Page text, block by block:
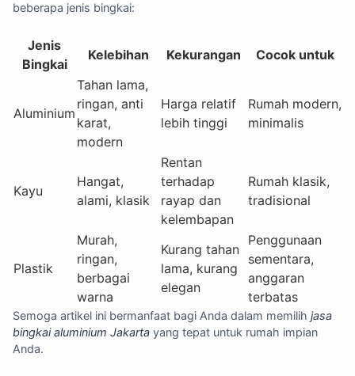
beberapa jenis bingkai:
Jenis
Bingkai
Kelebihan Kekurangan Cocok untuk
Aluminium
Tahan lama,
ringan, anti
karat,
modern
Harga relatif
lebih tinggi
Rumah modern,
minimalis
Kayu
Hangat,
alami, klasik
Rentan
terhadap
rayap dan
kelembapan
Rumah klasik,
tradisional
Plastik
Murah,
ringan,
berbagai
warna
Kurang tahan
lama, kurang
elegan
Penggunaan
sementara,
anggaran
terbatas
Semoga artikel ini bermanfaat bagi Anda dalam memilih jasa
bingkai aluminium Jakarta yang tepat untuk rumah impian
Anda.